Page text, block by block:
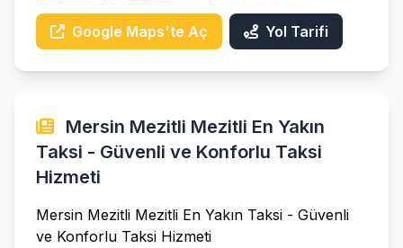
Google Maps'te Aç Yol Tarifi
Mersin Mezitli Mezitli En Yakın
Taksi - Güvenli ve Konforlu Taksi
Hizmeti
Mersin Mezitli Mezitli En Yakın Taksi - Güvenli
ve Konforlu Taksi Hizmeti